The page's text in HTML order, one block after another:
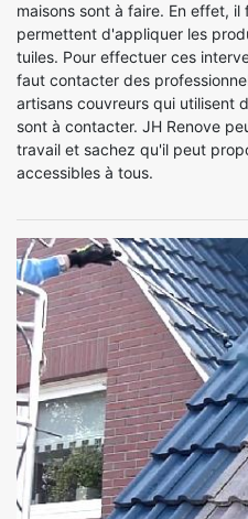
maisons sont à faire. En effet,
permettent d'appliquer les
tuiles. Pour effectuer ces
faut contacter des
artisans couvreurs qui utilisent
sont à contacter. JH Renove
travail et sachez qu'il peut
accessibles à tous.